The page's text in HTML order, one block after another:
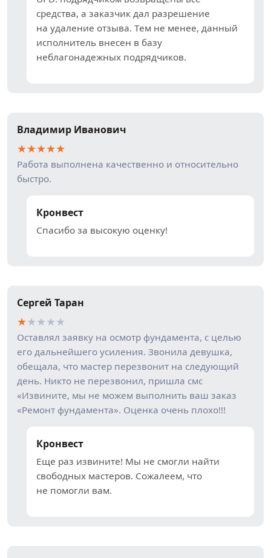
средства, а заказчик дал разрешение
на удаление отзыва. Тем не менее, данный
исполнитель внесен в базу
неблагонадежных подрядчиков.
Владимир Иванович
★★★★★
Работа выполнена качественно и относительно
быстро.
Кронвест
Спасибо за высокую оценку!
Сергей Таран
★★★★★
Оставлял заявку на осмотр фундамента, с целью
его дальнейшего усиления. Звонила девушка,
обещала, что мастер перезвонит на следующий
день. Никто не перезвонил, пришла смс
«Извините, мы не можем выполнить ваш заказ
«Ремонт фундамента». Оценка очень плохо!!!
Кронвест
Еще раз извините! Мы не смогли найти
свободных мастеров. Сожалеем, что
не помогли вам.